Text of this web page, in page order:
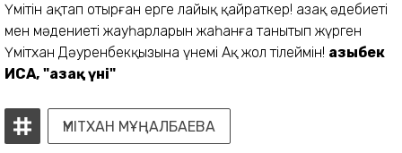
Үмітін ақтап отырған ерге лайық қайраткер! Қазақ әдебиеті
мен мәдениеті жауһарларын жаһанға танытып жүрген
Үмітхан Дәуренбекқызына үнемі Ақ жол тілеймін! Қазыбек
ИСА, "Қазақ үні"
ҮМІТХАН МҰҢАЛБАЕВА